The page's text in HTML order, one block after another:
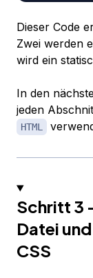
Dieser Code
Zwei werden
wird ein
In den
jeden
HTML
Schritt 3
Datei
CSS